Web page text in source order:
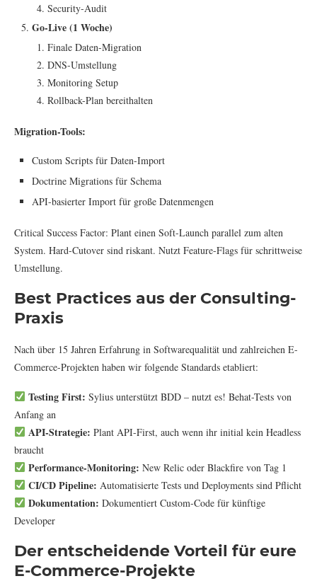
Security-Audit
Go-Live (1 Woche)
Finale Daten-Migration
DNS-Umstellung
Monitoring Setup
Rollback-Plan bereithalten
Migration-Tools:
Custom Scripts für Daten-Import
Doctrine Migrations für Schema
API-basierter Import für große Datenmengen
Critical Success Factor: Plant einen Soft-Launch parallel zum alten
System. Hard-Cutover sind riskant. Nutzt Feature-Flags für schrittweise
Umstellung.
Best Practices aus der Consulting-
Praxis
Nach über 15 Jahren Erfahrung in Softwarequalität und zahlreichen E-
Commerce-Projekten haben wir folgende Standards etabliert:
Testing First: Sylius unterstützt BDD – nutzt es! Behat-Tests von
Anfang an
API-Strategie: Plant API-First, auch wenn ihr initial kein Headless
braucht
Performance-Monitoring: New Relic oder Blackfire von Tag 1
CI/CD Pipeline: Automatisierte Tests und Deployments sind Pflicht
Dokumentation: Dokumentiert Custom-Code für künftige
Developer
Der entscheidende Vorteil für eure
E-Commerce-Projekte